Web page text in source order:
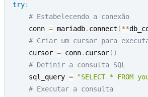
try:
# Estabelecendo a conexão
    conn
= mariadb. connect (**
# Criar um cursor para
    cursor
= conn. cursor( )
# Definir a consulta SQL
    sql_query
=
"SELECT * FROM
# Executar a consulta